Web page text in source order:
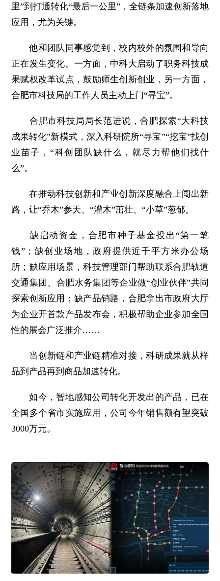
里”到打通转化“最后一公里”，全链条加速创新落地
应用，尤为关键。
他和团队同事感觉到，校内校外的氛围和导向
正在发生变化。一方面，中科大启动了职务科技成
果赋权改革试点，鼓励师生创新创业，另一方面，
合肥市科技局的工作人员主动上门“寻宝”。
合肥市科技局局长范进说，合肥探索“大科技
成果转化”新模式，深入科研院所“寻宝”“挖宝”找创
业苗子，“科创团队缺什么，就尽力帮他们找什
么”。
在推动科技创新和产业创新深度融合上闯出新
路，让“乔木”参天、“灌木”茁壮、“小草”葱郁。
缺启动资金，合肥市种子基金投出“第一笔
钱”；缺创业场地，政府提供近千平方米办公场
所；缺应用场景，科技管理部门帮助联系合肥轨道
交通集团、合肥水务集团等企业做“创业伙伴”共同
探索创新应用；缺产品销路，合肥拿出市政府大厅
为企业开首款产品发布会，积极帮助企业参加全国
性的展会广泛推介……
当创新链和产业链精准对接，科研成果就从样
品到产品再到商品加速转化。
如今，智地感知公司转化开发出的产品，已在
全国多个省市实施应用，公司今年销售额有望突破
3000万元。